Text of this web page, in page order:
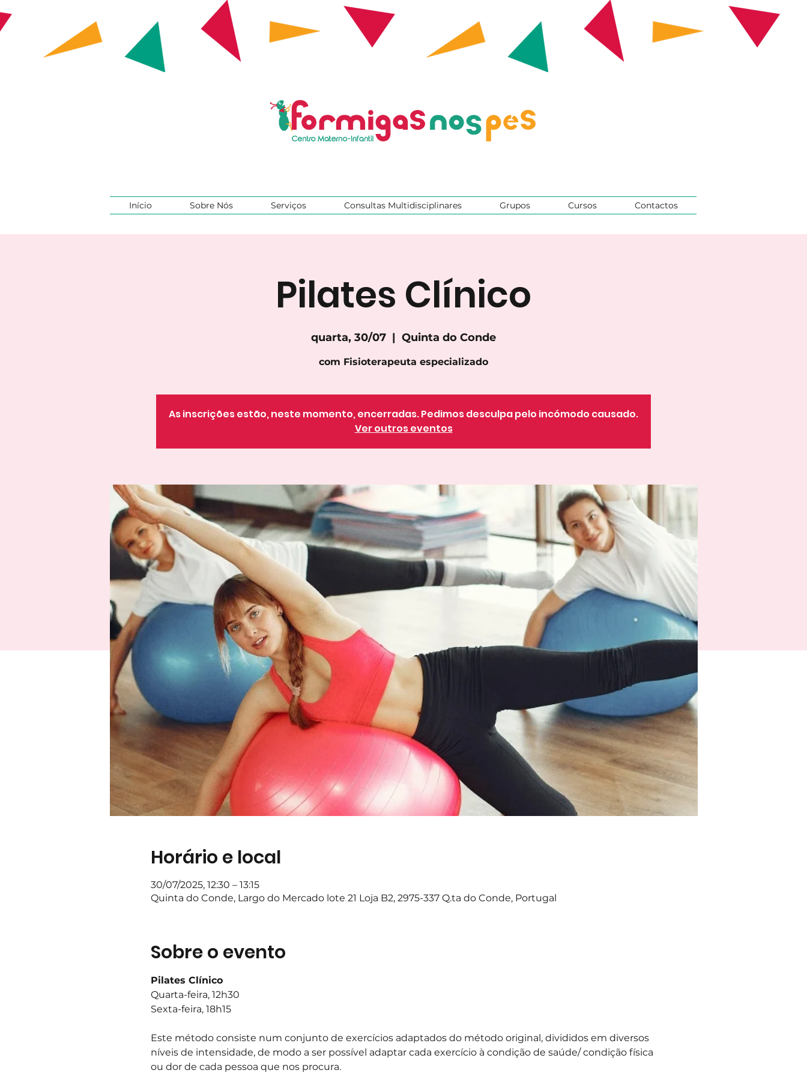
Início Sobre Nós Serviços Consultas Multidisciplinares Grupos Cursos Contactos
Pilates Clínico
quarta, 30/07
  |
Quinta do Conde
com Fisioterapeuta especializado
As inscrições estão, neste momento, encerradas. Pedimos desculpa pelo incómodo causado.
Ver outros eventos
Horário e local
30/07/2025, 12:30 – 13:15
Quinta do Conde, Largo do Mercado lote 21 Loja B2, 2975-337 Q.ta do Conde, Portugal
Sobre o evento
Pilates Clínico
Quarta-feira, 12h30
Sexta-feira, 18h15
Este método consiste num conjunto de exercícios adaptados do método original, divididos em diversos
níveis de intensidade, de modo a ser possível adaptar cada exercício à condição de saúde/ condição física
ou dor de cada pessoa que nos procura.